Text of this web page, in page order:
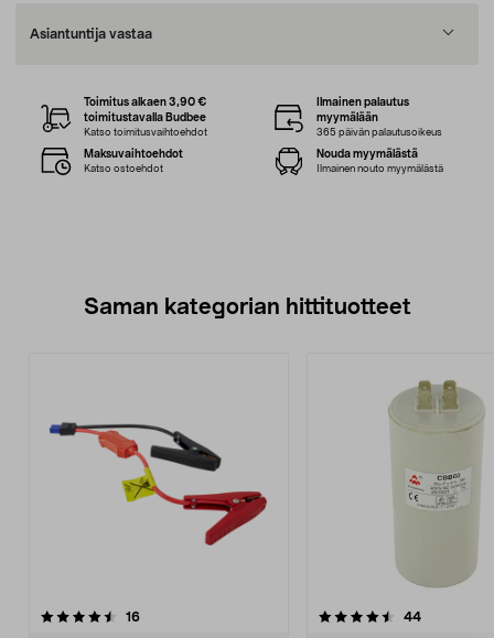
Asiantuntija vastaa
Toimitus alkaen 3,90 €
toimitustavalla Budbee
Katso toimitusvaihtoehdot
Ilmainen palautus
myymälään
365 päivän palautusoikeus
Maksuvaihtoehdot
Katso ostoehdot
Nouda myymälästä
Ilmainen nouto myymälästä
Saman kategorian hittituotteet
16arvostelut
4.5 viidestä
44arvostelut
4.0 viidestä